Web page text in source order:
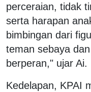
perceraian, tidak
serta harapan
bimbingan dari
teman sebaya
berperan," ujar Ai.
Kedelapan, KPAI